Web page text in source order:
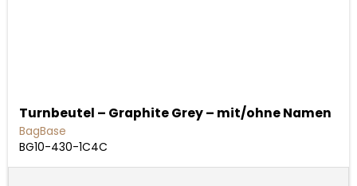
Turnbeutel – Graphite Grey – mit/ohne Namen
BagBase
BG10-430-1C4C